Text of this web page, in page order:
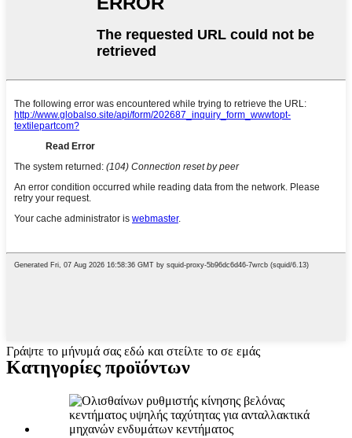
Γράψτε το μήνυμά σας εδώ και στείλτε το σε εμάς
Κατηγορίες προϊόντων